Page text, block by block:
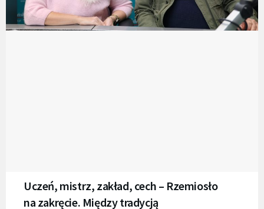
Uczeń, mistrz, zakład, cech – Rzemiosło
na zakręcie. Między tradycją